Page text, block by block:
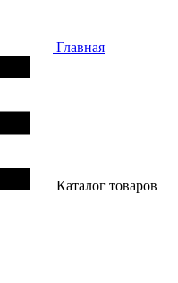
Главная
Каталог товаров